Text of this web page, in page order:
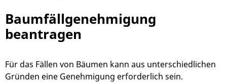
Baumfällgenehmigung
beantragen
Für das Fällen von Bäumen kann aus unterschiedlichen
Gründen eine Genehmigung erforderlich sein.